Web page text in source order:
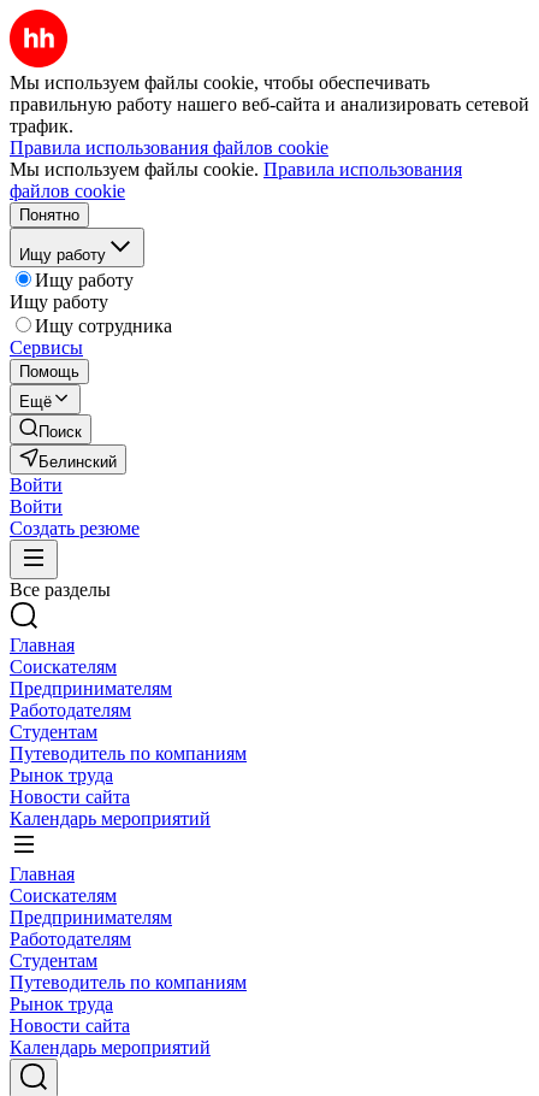
Мы используем файлы cookie, чтобы обеспечивать
правильную работу нашего веб-сайта и анализировать сетевой
трафик.
Правила использования файлов cookie
Мы используем файлы cookie. Правила использования
файлов cookie
Понятно
Ищу работу
Ищу работу
Ищу работу
Ищу сотрудника
Сервисы
Помощь
Ещё
Поиск
Белинский
Войти
Войти
Создать резюме
Все разделы
Главная
Соискателям
Предпринимателям
Работодателям
Студентам
Путеводитель по компаниям
Рынок труда
Новости сайта
Календарь мероприятий
Главная
Соискателям
Предпринимателям
Работодателям
Студентам
Путеводитель по компаниям
Рынок труда
Новости сайта
Календарь мероприятий